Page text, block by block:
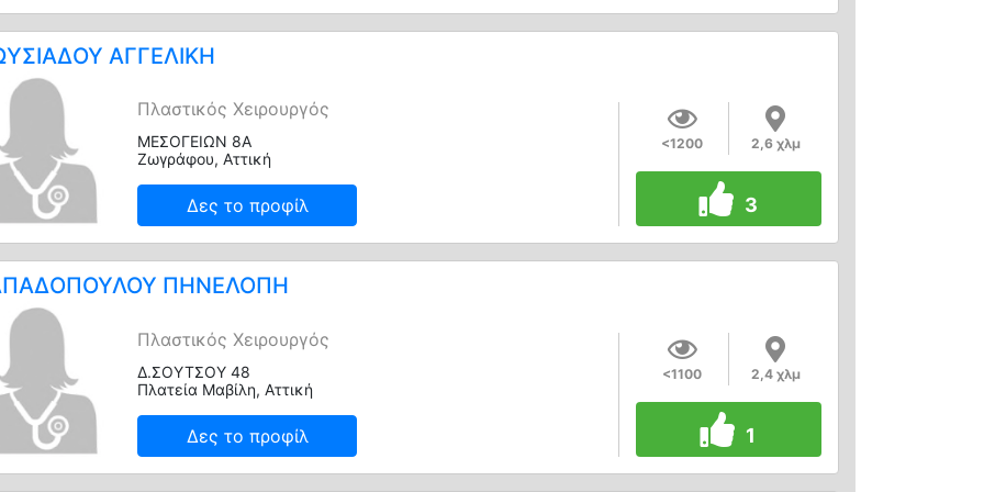
ΑΓΓΕΛΙΚΗ
Πλαστικός Χειρουργός
ΜΕΣΟΓΕΙΩΝ 8Α
Ζωγράφου, Αττική
Δες το προφίλ
<1200 2,6 χλμ
3
ΠΗΝΕΛΟΠΗ
Πλαστικός Χειρουργός
Δ.ΣΟΥΤΣΟΥ 48
Πλατεία Μαβίλη, Αττική
Δες το προφίλ
<1100 2,4 χλμ
1